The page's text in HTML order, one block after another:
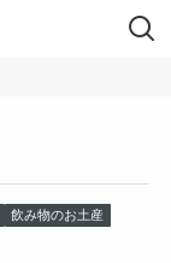
飲み物のお土産